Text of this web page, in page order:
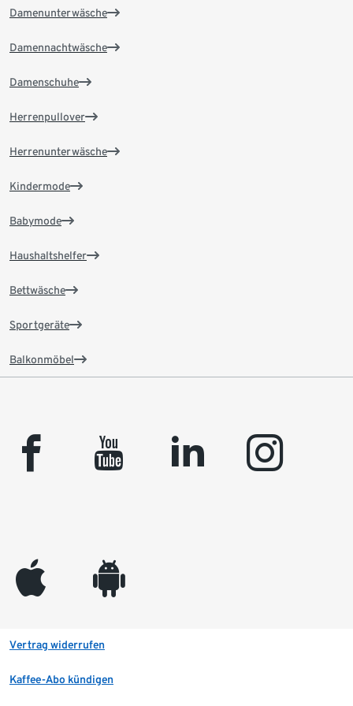
Damenunterwäsche
Damennachtwäsche
Damenschuhe
Herrenpullover
Herrenunterwäsche
Kindermode
Babymode
Haushaltshelfer
Bettwäsche
Sportgeräte
Balkonmöbel
facebook youtube linkedin instagram
appleinc android
Vertrag widerrufen
Kaffee-Abo kündigen